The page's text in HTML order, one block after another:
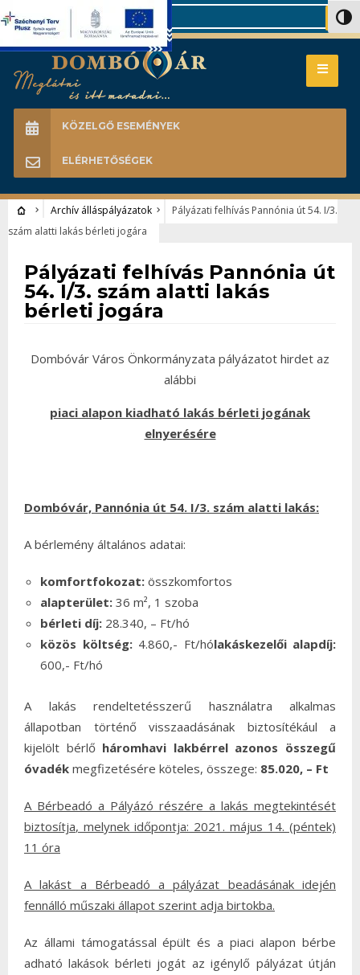
Search
KÖZELGŐ ESEMÉNYEK
ELÉRHETŐSÉGEK
Archív álláspályázatok
Pályázati felhívás Pannónia út 54. I/3.
szám alatti lakás bérleti jogára
Pályázati felhívás Pannónia út
54. I/3. szám alatti lakás
bérleti jogára
Dombóvár Város Önkormányzata pályázatot hirdet az
alábbi
piaci alapon kiadható lakás bérleti jogának
elnyerésére
Dombóvár, Pannónia út 54. I/3. szám alatti lakás:
A bérlemény általános adatai:
komfortfokozat: összkomfortos
alapterület: 36 m², 1 szoba
bérleti díj: 28.340, – Ft/hó
közös költség: 4.860,- Ft/hólakáskezelői alapdíj:
600,- Ft/hó
A lakás rendeltetésszerű használatra alkalmas
állapotban történő visszaadásának biztosítékául a
kijelölt bérlő háromhavi lakbérrel azonos összegű
óvadék megfizetésére köteles, összege: 85.020, – Ft
A Bérbeadó a Pályázó részére a lakás megtekintését
biztosítja, melynek időpontja: 2021. május 14. (péntek)
11 óra
A lakást a Bérbeadó a pályázat beadásának idején
fennálló műszaki állapot szerint adja birtokba.
Az állami támogatással épült és a piaci alapon bérbe
adható lakások bérleti jogát az igénylő pályázat útján